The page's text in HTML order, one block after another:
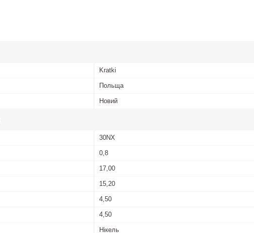
Kratki
Польща
Новий
30NX
0,8
17,00
15,20
4,50
4,50
Нікель